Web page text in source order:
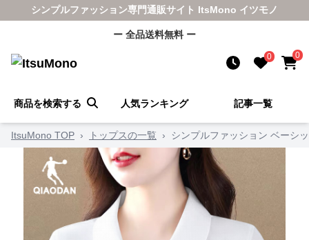
シンプルファッション専門通販サイト ItsMono イツモノ
ー 全品送料無料 ー
0 0
商品を検索する 人気ランキング 記事一覧
ItsuMono TOP › トップスの一覧 › シンプルファッション ベーシ